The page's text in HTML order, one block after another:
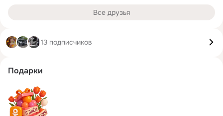
Все друзья
13 подписчиков
Подарки